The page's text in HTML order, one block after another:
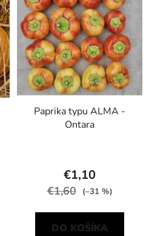
Paprika typu ALMA -
Ontara
€1,10
€1,60 (–31 %)
DO KOŠÍKA